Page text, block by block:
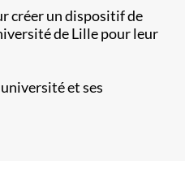
créer un dispositif de
de Lille pour leur
et ses